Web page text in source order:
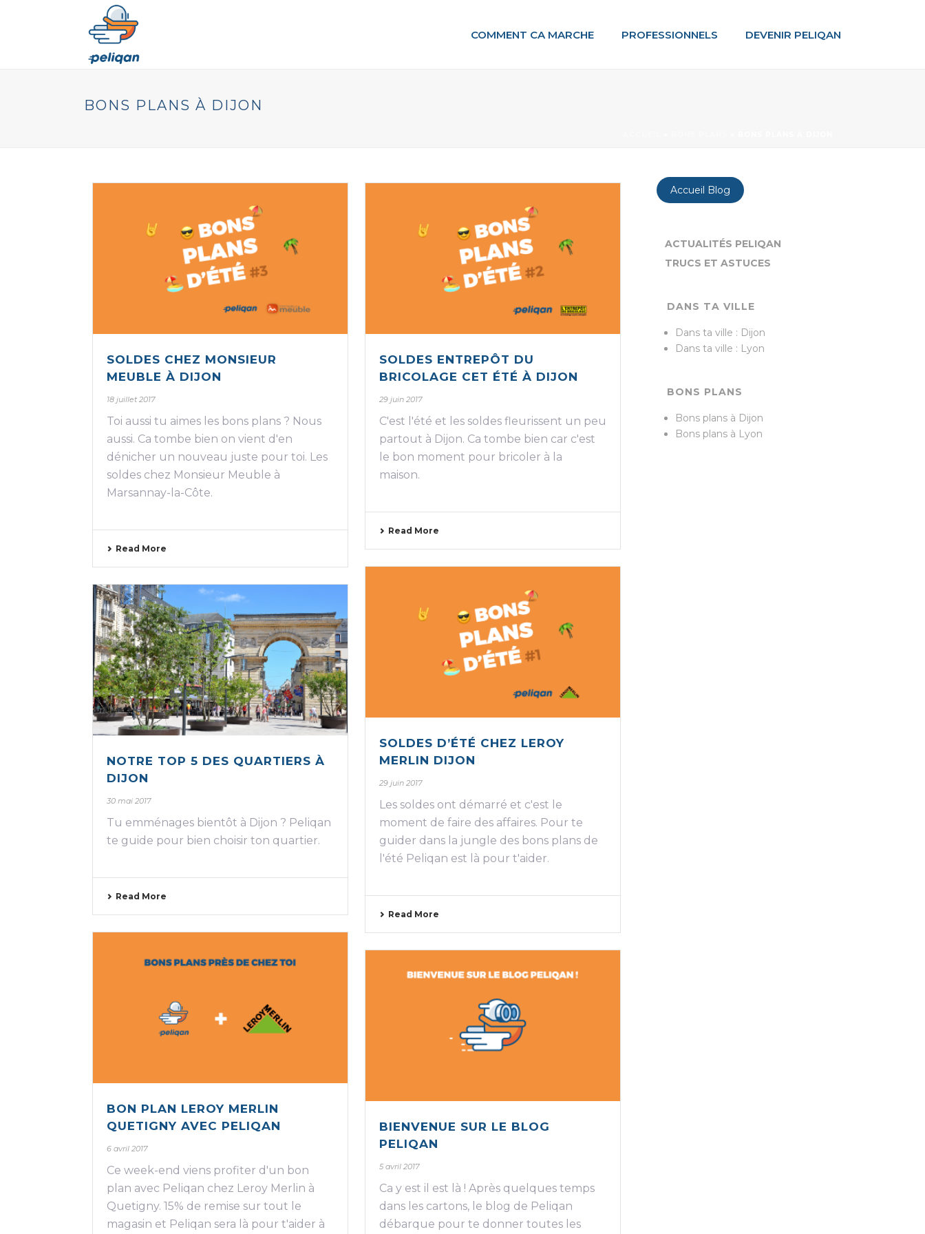
COMMENT CA MARCHE PROFESSIONNELS DEVENIR PELIQAN
BONS PLANS À DIJON
SOLDES CHEZ MONSIEUR
MEUBLE À DIJON
18 juillet 2017
Toi aussi tu aimes les bons plans ? Nous
aussi. Ca tombe bien on vient d'en
dénicher un nouveau juste pour toi. Les
soldes chez Monsieur Meuble à
Marsannay-la-Côte.
Read More
SOLDES ENTREPÔT DU
BRICOLAGE CET ÉTÉ À DIJON
29 juin 2017
C'est l'été et les soldes fleurissent un peu
partout à Dijon. Ca tombe bien car c'est
le bon moment pour bricoler à la
maison.
Read More
SOLDES D’ÉTÉ CHEZ LEROY
MERLIN DIJON
29 juin 2017
Les soldes ont démarré et c'est le
moment de faire des affaires. Pour te
guider dans la jungle des bons plans de
l'été Peliqan est là pour t'aider.
Read More
NOTRE TOP 5 DES QUARTIERS À
DIJON
30 mai 2017
Tu emménages bientôt à Dijon ? Peliqan
te guide pour bien choisir ton quartier.
Read More
BON PLAN LEROY MERLIN
QUETIGNY AVEC PELIQAN
6 avril 2017
Ce week-end viens profiter d'un bon
plan avec Peliqan chez Leroy Merlin à
Quetigny. 15% de remise sur tout le
magasin et Peliqan sera là pour t'aider à
BIENVENUE SUR LE BLOG
PELIQAN
5 avril 2017
Ca y est il est là ! Après quelques temps
dans les cartons, le blog de Peliqan
débarque pour te donner toutes les
Accueil Blog
ACTUALITÉS PELIQAN
TRUCS ET ASTUCES
DANS TA VILLE
Dans ta ville : Dijon
Dans ta ville : Lyon
BONS PLANS
Bons plans à Dijon
Bons plans à Lyon